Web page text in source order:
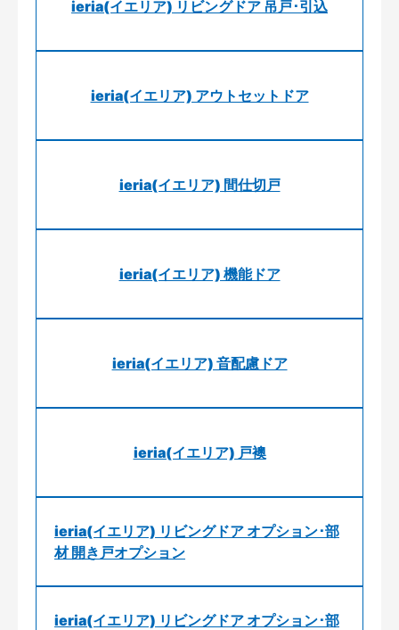
ieria(イエリア) リビングドア 吊戸･引込
ieria(イエリア) アウトセットドア
ieria(イエリア) 間仕切戸
ieria(イエリア) 機能ドア
ieria(イエリア) 音配慮ドア
ieria(イエリア) 戸襖
ieria(イエリア) リビングドア オプション･部
材 開き戸オプション
ieria(イエリア) リビングドア オプション･部